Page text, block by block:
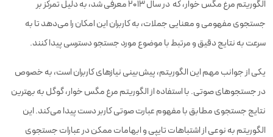
الگوریتم مرغ مگس خوار، که در سال 2013 معرفی شد، به دلیل تمرکز بر
جستجوی مفهومی و معنایی جملات، به کاربران این امکان را می‌دهد تا به
سرعت به نتایج دقیق و مرتبط با موضوع مورد جستجو دسترسی پیدا کنند.
یکی از جوانب مهم این الگوریتم، پیش‌بینی نیازهای کاربران است، به خصوص
در جستجوهای صوتی. با استفاده از الگوریتم مرغ مگس خوار، گوگل به بهترین
نتایج جستجوی مطابق با مفهوم عبارت صوتی کاربر دست پیدا می‌کند. این
الگوریتم به نوعی از اشتباهات تایپی و ابهامات ممکن در عبارات جستجوی